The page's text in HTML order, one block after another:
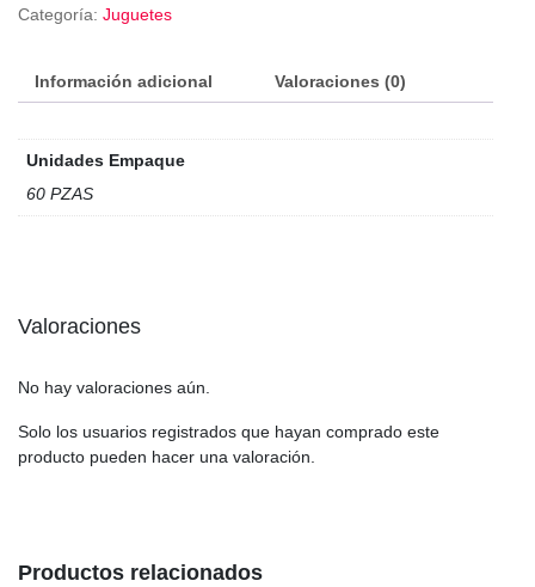
Categoría: Juguetes
Información adicional Valoraciones (0)
Unidades Empaque
60 PZAS
Valoraciones
No hay valoraciones aún.
Solo los usuarios registrados que hayan comprado este
producto pueden hacer una valoración.
Productos relacionados